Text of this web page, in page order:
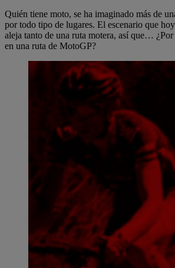
Quién tiene moto, se ha imaginado más de
por todo tipo de lugares. El escenario que
aleja tanto de una ruta motera, así que…
en una ruta de MotoGP?